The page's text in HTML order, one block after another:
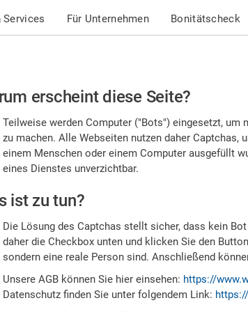
Services Für Unternehmen Bonitätscheck
erscheint diese Seite?
Teilweise werden Computer ("Bots") eingesetzt,
zu machen. Alle Webseiten nutzen daher
einem Menschen oder einem Computer ausgefüllt
eines Dienstes unverzichtbar.
ist zu tun?
Die Lösung des Captchas stellt sicher, dass kein
daher die Checkbox unten und klicken Sie den
sondern eine reale Person sind. Anschließend
Unsere AGB können Sie hier einsehen: https://
Datenschutz finden Sie unter folgendem Link: